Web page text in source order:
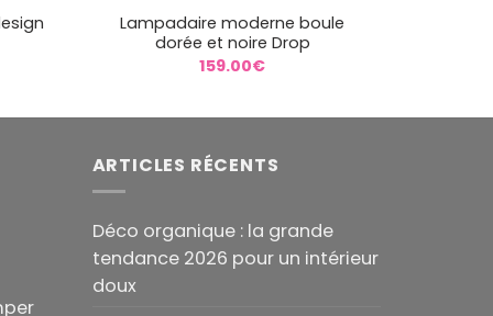
Lampadaire moderne boule
dorée et noire Drop
159.00€
ARTICLES RÉCENTS
Déco organique : la grande
tendance 2026 pour un intérieur
doux